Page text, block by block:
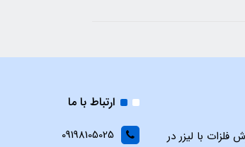
فلزات با لیزر در
ارتباط با ما
09198105025